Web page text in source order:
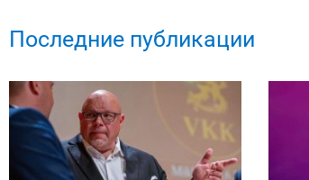
Последние публикации